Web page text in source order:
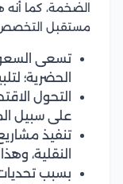
الضخمة، كما
مستقبل
تسعى
الحضرية؛
التحول
على سبيل
تنفيذ
النقلية،
بسبب تحديات